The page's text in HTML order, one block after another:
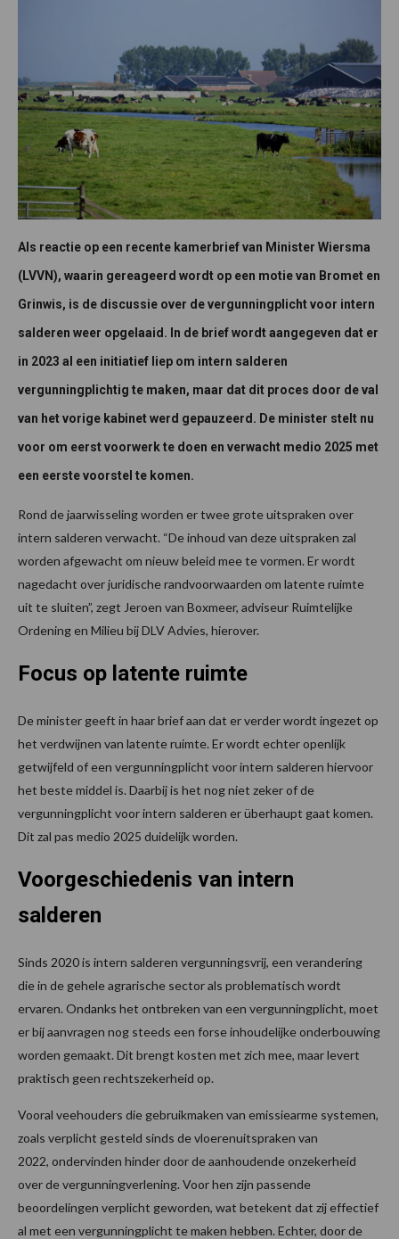
Als reactie op een recente kamerbrief van Minister Wiersma
(LVVN), waarin gereageerd wordt op een motie van Bromet en
Grinwis, is de discussie over de vergunningplicht voor intern
salderen weer opgelaaid. In de brief wordt aangegeven dat er
in 2023 al een initiatief liep om intern salderen
vergunningplichtig te maken, maar dat dit proces door de val
van het vorige kabinet werd gepauzeerd. De minister stelt nu
voor om eerst voorwerk te doen en verwacht medio 2025 met
een eerste voorstel te komen.
Rond de jaarwisseling worden er twee grote uitspraken over
intern salderen verwacht. “De inhoud van deze uitspraken zal
worden afgewacht om nieuw beleid mee te vormen. Er wordt
nagedacht over juridische randvoorwaarden om latente ruimte
uit te sluiten”, zegt Jeroen van Boxmeer, adviseur Ruimtelijke
Ordening en Milieu bij DLV Advies, hierover.
Focus op latente ruimte
De minister geeft in haar brief aan dat er verder wordt ingezet op
het verdwijnen van latente ruimte. Er wordt echter openlijk
getwijfeld of een vergunningplicht voor intern salderen hiervoor
het beste middel is. Daarbij is het nog niet zeker of de
vergunningplicht voor intern salderen er überhaupt gaat komen.
Dit zal pas medio 2025 duidelijk worden.
Voorgeschiedenis van intern
salderen
Sinds 2020 is intern salderen vergunningsvrij, een verandering
die in de gehele agrarische sector als problematisch wordt
ervaren. Ondanks het ontbreken van een vergunningplicht, moet
er bij aanvragen nog steeds een forse inhoudelijke onderbouwing
worden gemaakt. Dit brengt kosten met zich mee, maar levert
praktisch geen rechtszekerheid op.
Vooral veehouders die gebruikmaken van emissiearme systemen,
zoals verplicht gesteld sinds de vloerenuitspraken van
2022, ondervinden hinder door de aanhoudende onzekerheid
over de vergunningverlening. Voor hen zijn passende
beoordelingen verplicht geworden, wat betekent dat zij effectief
al met een vergunningplicht te maken hebben. Echter, door de